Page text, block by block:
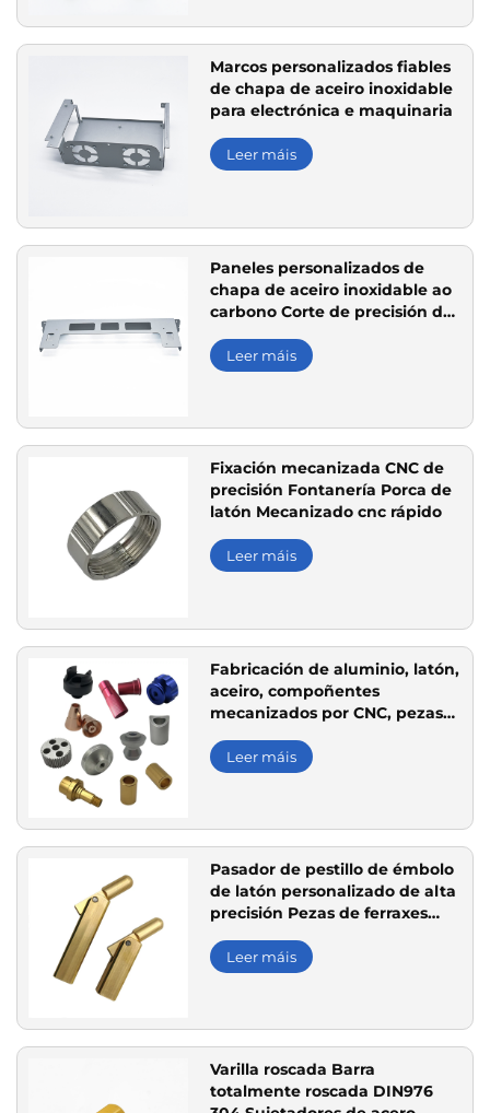
Marcos personalizados fiables
de chapa de aceiro inoxidable
para electrónica e maquinaria
Leer máis
Paneles personalizados de
chapa de aceiro inoxidable ao
carbono Corte de precisión de
Leer máis
Fixación mecanizada CNC de
precisión Fontanería Porca de
latón Mecanizado cnc rápido
Leer máis
Fabricación de aluminio, latón,
aceiro, compoñentes
mecanizados por CNC, pezas
aluminio, latón e aceiro
Leer máis
Pasador de pestillo de émbolo
de latón personalizado de alta
precisión Pezas de ferraxes
Leer máis
Varilla roscada Barra
totalmente roscada DIN976